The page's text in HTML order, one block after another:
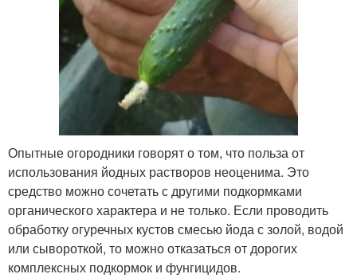
Опытные огородники говорят о том, что польза от
использования йодных растворов неоценима. Это
средство можно сочетать с другими подкормками
органического характера и не только. Если проводить
обработку огуречных кустов смесью йода с золой, водой
или сывороткой, то можно отказаться от дорогих
комплексных подкормок и фунгицидов.